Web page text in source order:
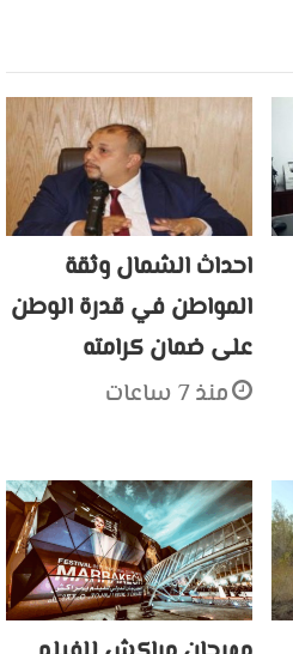
احداث الشمال وثقة
المواطن في قدرة الوطن
على ضمان كرامته
منذ 7 ساعات